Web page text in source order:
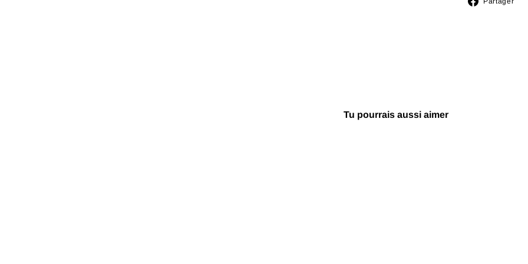
Tu pourrais aussi aimer